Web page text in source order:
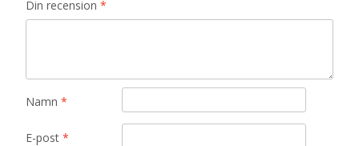
Din recension *
Namn *
E-post *